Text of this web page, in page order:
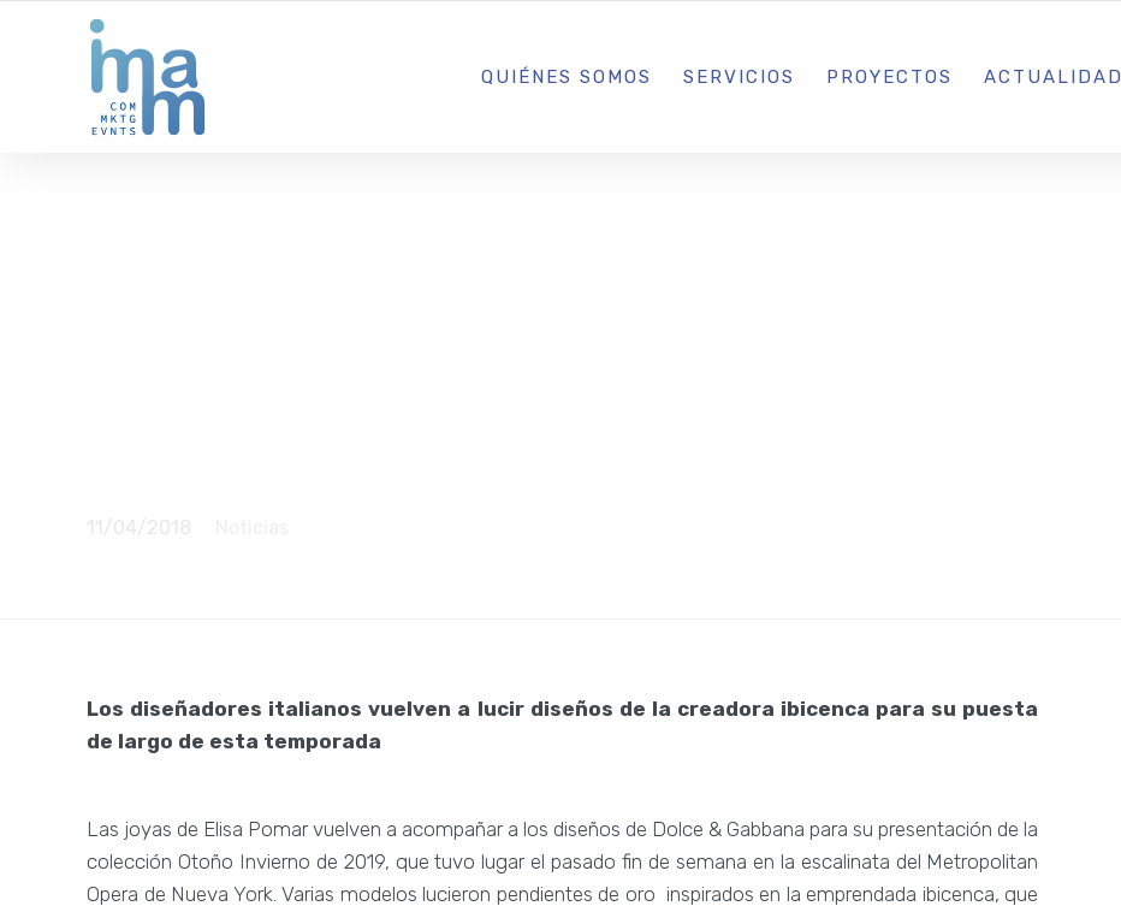
AGENCIA CREATIVA DE COMUNICACIÓN Y ESTRATEGIA DIGITAL IBIZA · MADRID · BARCELONA
QUIÉNES SOMOS SERVICIOS PROYECTOS ACTUALIDAD
Los diseñadores italianos vuelven a lucir diseños de la creadora ibicenca para su puesta
de largo de esta temporada
Las joyas de Elisa Pomar vuelven a acompañar a los diseños de Dolce & Gabbana para su presentación de la
colección Otoño Invierno de 2019, que tuvo lugar el pasado fin de semana en la escalinata del Metropolitan
Opera de Nueva York. Varias modelos lucieron pendientes de oro inspirados en la emprendada ibicenca, que